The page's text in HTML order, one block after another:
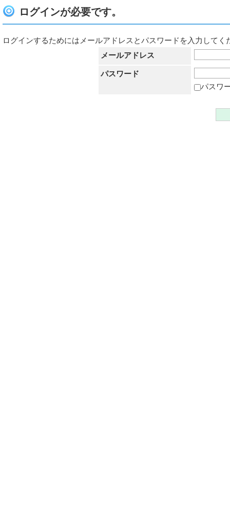
ログインが必要です。
ログインするためにはメールアドレスとパスワードを入力してく
メールアドレス
パスワード
パスワ